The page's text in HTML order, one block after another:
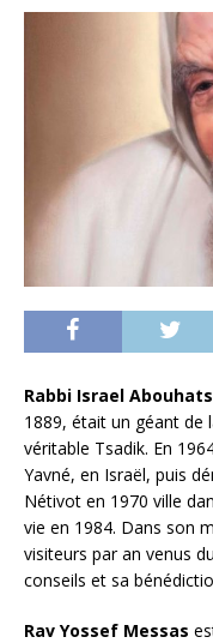
Rabbi Israel
1889, était un géant de
véritable Tsadik. En
Yavné, en Israël, puis
Nétivot en 1970 ville
vie en 1984. Dans son
visiteurs par an venus
conseils et sa
Rav Yossef Messas